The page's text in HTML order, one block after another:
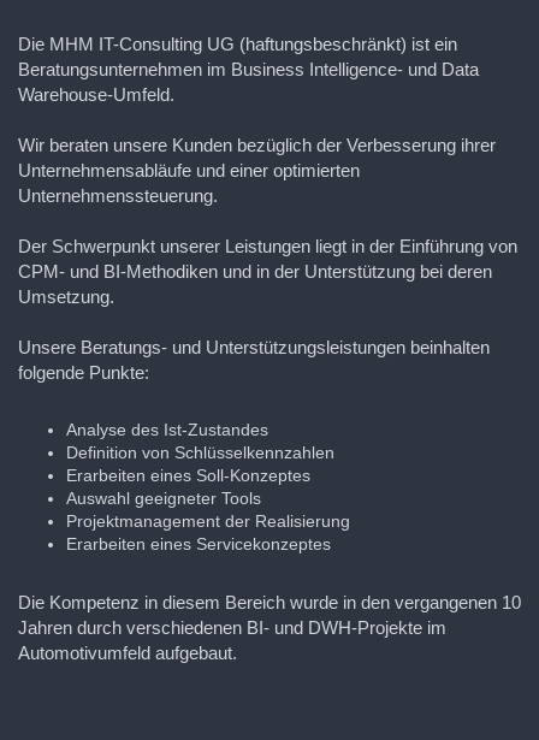
Die MHM IT-Consulting UG (haftungsbeschränkt) ist ein
Beratungsunternehmen im Business Intelligence- und Data
Warehouse-Umfeld.
Wir beraten unsere Kunden bezüglich der Verbesserung ihrer
Unternehmensabläufe und einer optimierten
Unternehmenssteuerung.
Der Schwerpunkt unserer Leistungen liegt in der Einführung von
CPM- und BI-Methodiken und in der Unterstützung bei deren
Umsetzung.
Unsere Beratungs- und Unterstützungsleistungen beinhalten
folgende Punkte:
Analyse des Ist-Zustandes
Definition von Schlüsselkennzahlen
Erarbeiten eines Soll-Konzeptes
Auswahl geeigneter Tools
Projektmanagement der Realisierung
Erarbeiten eines Servicekonzeptes
Die Kompetenz in diesem Bereich wurde in den vergangenen 10
Jahren durch verschiedenen BI- und DWH-Projekte im
Automotivumfeld aufgebaut.